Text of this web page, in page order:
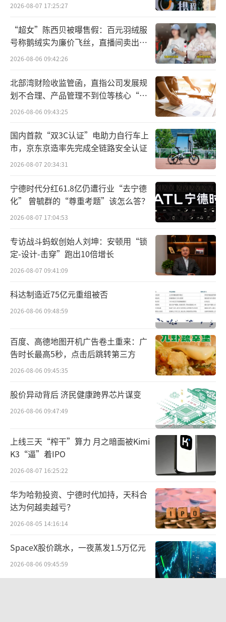
外社工库。这里提供范围广泛的查询服务，不
同查询价格不同，用户可以搜到开房信息、微
信记录、家庭成员、工作单位、居住地址等各
种隐私信息，并且365天24小时全年无休。
随后，记者进入一个名为“巨人社工库”的交
易平台，该平台运营数据显示，月活跃用户量
2026-08-07 17:25:27
“超女”陈西贝被曝售假：百元羽绒服
号称鹅绒实为廉价飞丝，直播间卖出超
百万元
2026-08-06 09:42:26
北部湾财险收监管函，直指公司发展规
划不合理、产品管理不到位等核心“痛
点”
2026-08-06 09:43:25
国内首款“双3C认证”电助力自行车上
市，京东京造率先完成全链路安全认证
2026-08-07 20:34:31
宁德时代分红61.8亿仍遭行业“去宁德
化” 曾毓群的“尊重考题”该怎么答？
2026-08-07 17:04:53
专访战斗蚂蚁创始人刘坤：安顿用“锁
定-设计-击穿”跑出10倍增长
2026-08-07 09:41:09
科达制造近75亿元重组被否
2026-08-06 09:48:59
百度、高德地图开机广告卷土重来：广
告时长最高5秒，点击后跳转第三方
2026-08-06 09:45:35
股价异动背后 济民健康跨界芯片谋变
2026-08-06 09:47:49
上线三天“榨干”算力 月之暗面被Kimi
K3“逼”着IPO
2026-08-07 16:25:22
华为哈勃投资、宁德时代加持，天科合
达为何越卖越亏？
2026-08-05 14:16:14
SpaceX股价跳水，一夜蒸发1.5万亿元
2026-08-06 09:45:59